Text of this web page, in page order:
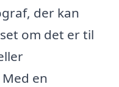
der kan
om det er til
en